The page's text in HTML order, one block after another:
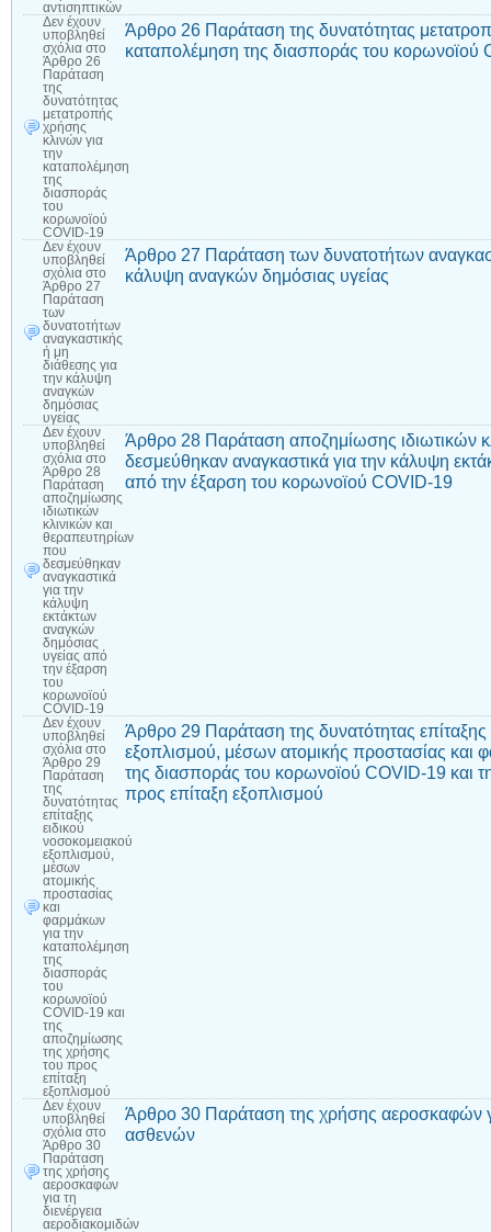
αντισηπτικών
Δεν έχουν
υποβληθεί
σχόλια στο
Άρθρο 26
Παράταση
της
δυνατότητας
μετατροπής
χρήσης
κλινών για
την
καταπολέμηση
της
διασποράς
του
κορωνοϊού
COVID-19
Άρθρο 26 Παράταση της δυνατότητας
καταπολέμηση της διασποράς του κορωνοϊού
Δεν έχουν
υποβληθεί
σχόλια στο
Άρθρο 27
Παράταση
των
δυνατοτήτων
αναγκαστικής
ή μη
διάθεσης για
την κάλυψη
αναγκών
δημόσιας
υγείας
Άρθρο 27 Παράταση των δυνατοτήτων
κάλυψη αναγκών δημόσιας υγείας
Δεν έχουν
υποβληθεί
σχόλια στο
Άρθρο 28
Παράταση
αποζημίωσης
ιδιωτικών
κλινικών και
θεραπευτηρίων
που
δεσμεύθηκαν
αναγκαστικά
για την
κάλυψη
εκτάκτων
αναγκών
δημόσιας
υγείας από
την έξαρση
του
κορωνοϊού
COVID-19
Άρθρο 28 Παράταση αποζημίωσης ιδιωτικών
δεσμεύθηκαν αναγκαστικά για την κάλυψη
από την έξαρση του κορωνοϊού COVID-19
Δεν έχουν
υποβληθεί
σχόλια στο
Άρθρο 29
Παράταση
της
δυνατότητας
επίταξης
ειδικού
νοσοκομειακού
εξοπλισμού,
μέσων
ατομικής
προστασίας
και
φαρμάκων
για την
καταπολέμηση
της
διασποράς
του
κορωνοϊού
COVID-19 και
της
αποζημίωσης
της χρήσης
του προς
επίταξη
εξοπλισμού
Άρθρο 29 Παράταση της δυνατότητας επίταξης
εξοπλισμού, μέσων ατομικής προστασίας και
της διασποράς του κορωνοϊού COVID-19 και
προς επίταξη εξοπλισμού
Δεν έχουν
υποβληθεί
σχόλια στο
Άρθρο 30
Παράταση
της χρήσης
αεροσκαφών
για τη
διενέργεια
αεροδιακομιδών
Άρθρο 30 Παράταση της χρήσης αεροσκαφών
ασθενών